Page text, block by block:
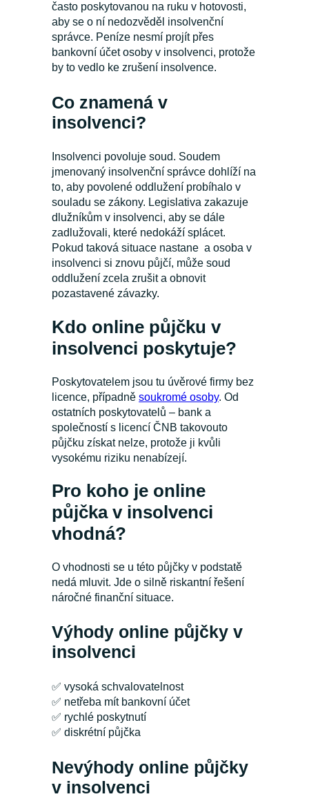
často poskytovanou na ruku v hotovosti,
aby se o ní nedozvěděl insolvenční
správce. Peníze nesmí projít přes
bankovní účet osoby v insolvenci, protože
by to vedlo ke zrušení insolvence.
Co znamená v
insolvenci?
Insolvenci povoluje soud. Soudem
jmenovaný insolvenční správce dohlíží na
to, aby povolené oddlužení probíhalo v
souladu se zákony. Legislativa zakazuje
dlužníkům v insolvenci, aby se dále
zadlužovali, které nedokáží splácet.
Pokud taková situace nastane a osoba v
insolvenci si znovu půjčí, může soud
oddlužení zcela zrušit a obnovit
pozastavené závazky.
Kdo online půjčku v
insolvenci poskytuje?
Poskytovatelem jsou tu úvěrové firmy bez
licence, případněsoukromé osoby. Od
ostatních poskytovatelů – bank a
společností s licencí ČNB takovouto
půjčku získat nelze, protože ji kvůli
vysokému riziku nenabízejí.
Pro koho je online
půjčka v insolvenci
vhodná?
O vhodnosti se u této půjčky v podstatě
nedá mluvit. Jde o silně riskantní řešení
náročné finanční situace.
Výhody online půjčky v
insolvenci
✅ vysoká schvalovatelnost
✅ netřeba mít bankovní účet
✅ rychlé poskytnutí
✅ diskrétní půjčka
Nevýhody online půjčky
v insolvenci